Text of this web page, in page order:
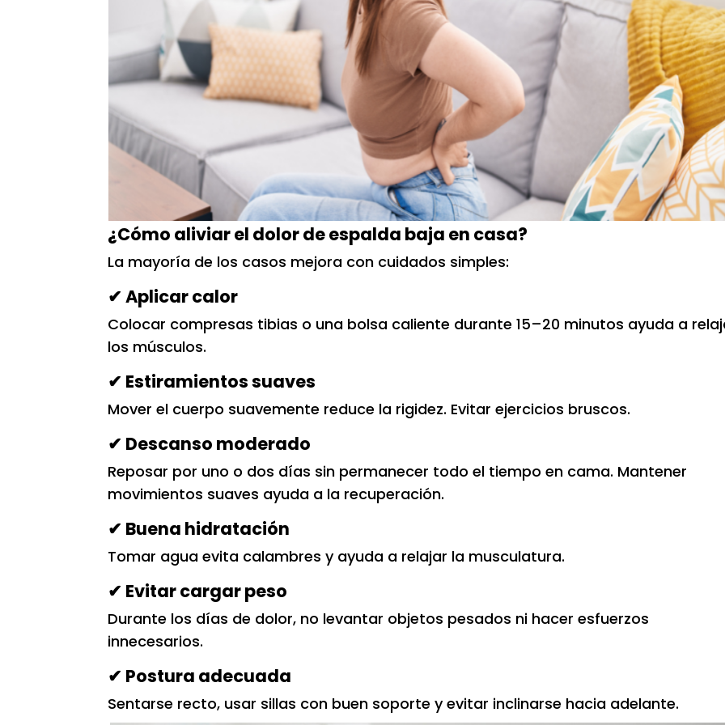
¿Cómo aliviar el dolor de espalda baja en casa?
La mayoría de los casos mejora con cuidados simples:
✔ Aplicar calor
Colocar compresas tibias o una bolsa caliente durante 15–20 minutos ayuda a
los músculos.
✔ Estiramientos suaves
Mover el cuerpo suavemente reduce la rigidez. Evitar ejercicios bruscos.
✔ Descanso moderado
Reposar por uno o dos días sin permanecer todo el tiempo en cama. Mantener
movimientos suaves ayuda a la recuperación.
✔ Buena hidratación
Tomar agua evita calambres y ayuda a relajar la musculatura.
✔ Evitar cargar peso
Durante los días de dolor, no levantar objetos pesados ni hacer esfuerzos
innecesarios.
✔ Postura adecuada
Sentarse recto, usar sillas con buen soporte y evitar inclinarse hacia adelante.